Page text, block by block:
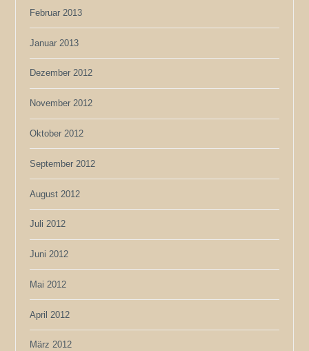
Februar 2013
Januar 2013
Dezember 2012
November 2012
Oktober 2012
September 2012
August 2012
Juli 2012
Juni 2012
Mai 2012
April 2012
März 2012